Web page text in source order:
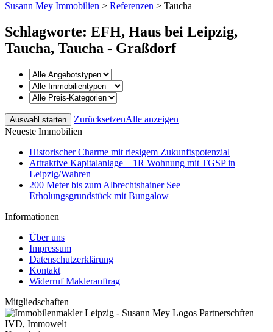
Susann Mey Immobilien > Referenzen > Taucha
Schlagworte: EFH, Haus bei Leipzig,
Taucha, Taucha - Graßdorf
ZurücksetzenAlle anzeigen
Neueste Immobilien
Historischer Charme mit riesigem Zukunftspotenzial
Attraktive Kapitalanlage – 1R Wohnung mit TGSP in
Leipzig/Wahren
200 Meter bis zum Albrechtshainer See –
Erholungsgrundstück mit Bungalow
Informationen
Über uns
Impressum
Datenschutzerklärung
Kontakt
Widerruf Maklerauftrag
Mitgliedschaften